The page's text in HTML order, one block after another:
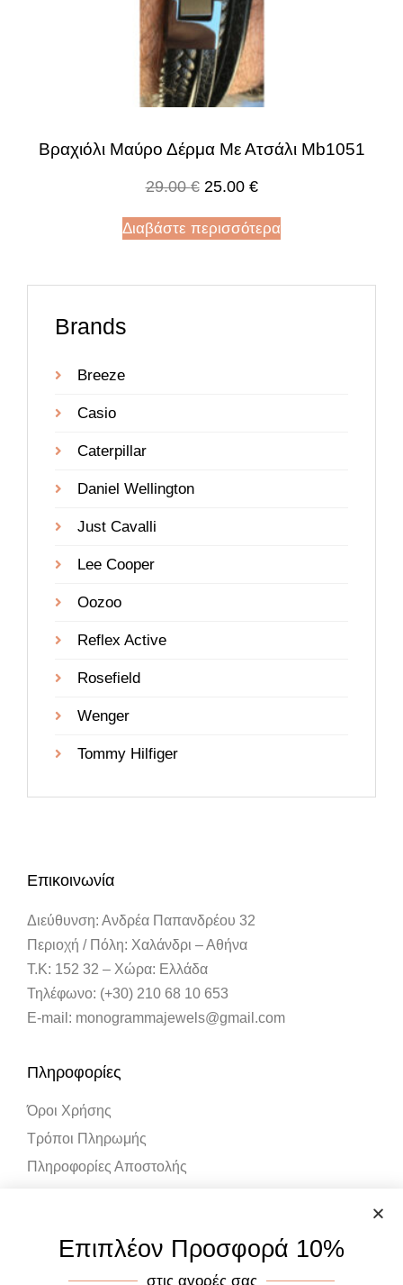
Βραχιόλι Μαύρο Δέρμα Με Ατσάλι Mb1051
29.00€ 25.00 €
Διαβάστε περισσότερα
Brands
Breeze
Casio
Caterpillar
Daniel Wellington
Just Cavalli
Lee Cooper
Oozoo
Reflex Active
Rosefield
Wenger
Tommy Hilfiger
Επικοινωνία
Διεύθυνση: Ανδρέα Παπανδρέου 32
Περιοχή / Πόλη: Χαλάνδρι – Αθήνα
Τ.Κ: 152 32 – Χώρα: Ελλάδα
Τηλέφωνο: (+30) 210 68 10 653
E-mail: monogrammajewels@gmail.com
Πληροφορίες
Όροι Χρήσης
Τρόποι Πληρωμής
Πληροφορίες Αποστολής
Ο Λογαριασμός μου
Καλάθι Αγορών
Επιπλέον Προσφορά 10%
στις αγορές σας